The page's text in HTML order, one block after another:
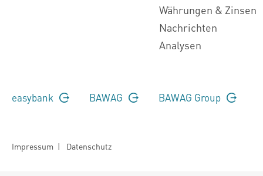
Währungen & Zinsen
Nachrichten
Analysen
easybank BAWAG BAWAG Group
Impressum | Datenschutz